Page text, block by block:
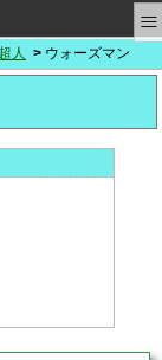
≡
超人 ウォーズマン